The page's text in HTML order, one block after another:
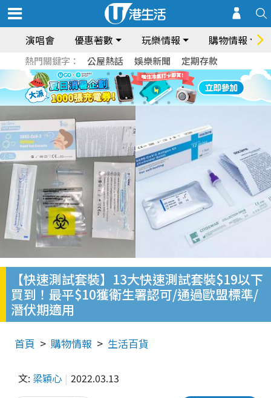
演唱會 優惠著數 玩樂情報 購物情報
熱門關鍵字： 公屋熱話 娛樂新聞 定期存款
【快速測試套裝】13大快速測試套裝$19以下
買到！最平$10獲衛生署認可/通過歐盟標準/
潛伏期適用
首頁 購物情報 生活百貨
文: 梁穎心 2022.03.13